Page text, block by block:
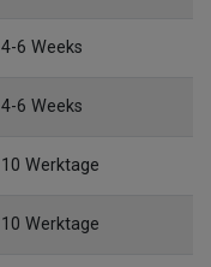
4-6 Weeks
4-6 Weeks
10 Werktage
10 Werktage